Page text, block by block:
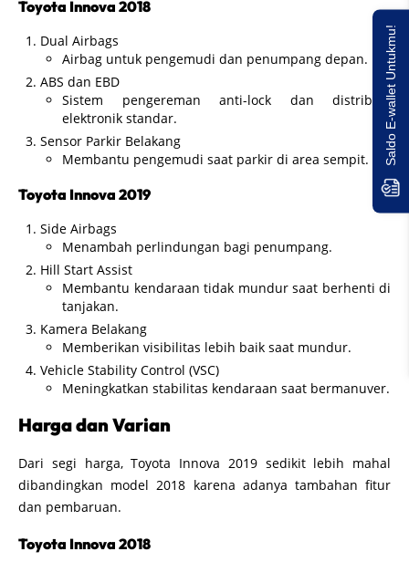
Toyota Innova 2018
Dual Airbags
Airbag untuk pengemudi dan penumpang depan.
ABS dan EBD
Sistem pengereman anti-lock dan distribusi
elektronik standar.
Sensor Parkir Belakang
Membantu pengemudi saat parkir di area sempit.
Toyota Innova 2019
Side Airbags
Menambah perlindungan bagi penumpang.
Hill Start Assist
Membantu kendaraan tidak mundur saat berhenti di
tanjakan.
Kamera Belakang
Memberikan visibilitas lebih baik saat mundur.
Vehicle Stability Control (VSC)
Meningkatkan stabilitas kendaraan saat bermanuver.
Harga dan Varian
Dari segi harga, Toyota Innova 2019 sedikit lebih mahal
dibandingkan model 2018 karena adanya tambahan fitur
dan pembaruan.
Toyota Innova 2018
Saldo E-wallet Untukmu!